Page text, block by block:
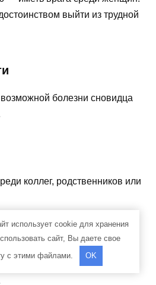
выйти из трудной
болезни сновидца
коллег, родственников или
дальновидности, мудрости,
использует cookie для хранения
сайт, Вы даете свое
с этими файлами.
OK